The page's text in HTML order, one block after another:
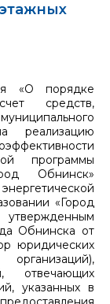
«О порядке
средств,
реализацию
программы
Обнинск»
«Город
Обнинска от
юридических
отвечающих
указанных в